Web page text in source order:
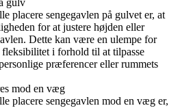
placere sengegavlen på gulvet er, at
for at justere højden eller
Dette kan være en ulempe for
fleksibilitet i forhold til at tilpasse
præferencer eller rummets
mod en væg
placere sengegavlen mod en væg er,